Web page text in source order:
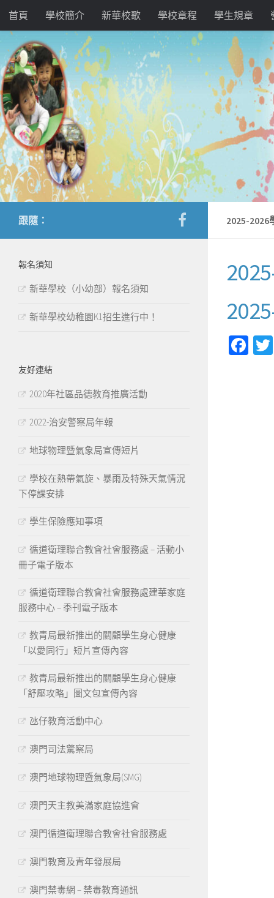
首頁 學校簡介 新華校歌 學校章程 學生規章
2025-
跟隨：
報名須知
新華學校（小幼部）報名須知
新華學校幼稚園K1招生進行中！
友好連結
2020年社區品德教育推廣活動
2022-治安警察局年報
地球物理暨氣象局宣傳短片
學校在熱帶氣旋、暴雨及特殊天氣情況
下停課安排
學生保險應知事項
循道衛理聯合教會社會服務處 – 活動小
冊子電子版本
循道衛理聯合教會社會服務處建華家庭
服務中心 – 季刊電子版本
教青局最新推出的關顧學生身心健康
「以愛同行」短片宣傳內容
教青局最新推出的關顧學生身心健康
「舒壓攻略」圖文包宣傳內容
氹仔教育活動中心
澳門司法驚察局
澳門地球物理暨氣象局(SMG)
澳門天主教美滿家庭協進會
澳門循道衛理聯合教會社會服務處
澳門教育及青年發展局
澳門禁毒網 – 禁毒教育通訊